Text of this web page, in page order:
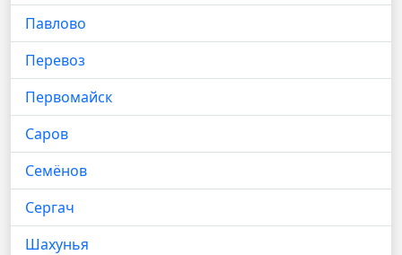
Павлово
Перевоз
Первомайск
Саров
Семёнов
Сергач
Шахунья